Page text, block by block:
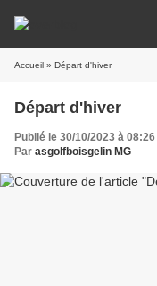
Accueil » Départ d'hiver
Départ d'hiver
Publié le 30/10/2023 à 08:26
Par asgolfboisgelin MG